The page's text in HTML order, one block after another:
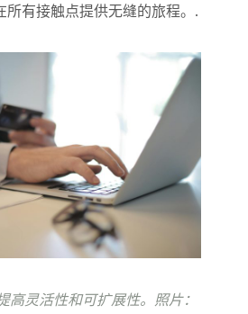
所有接触点提供无缝的旅程。.
高灵活性和可扩展性。照片：